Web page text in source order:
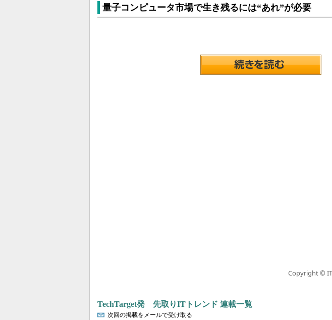
量子コンピュータ市場で生き残るには“あれ”が必要
Copyright ©
TechTarget発 先取りITトレンド 連載一覧
次回の掲載をメールで受け取る